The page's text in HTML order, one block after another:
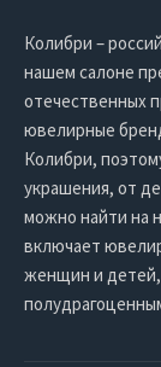
Колибри –
нашем салоне
отечественных
ювелирные
Колибри,
украшения, от
можно найти на
включает
женщин и